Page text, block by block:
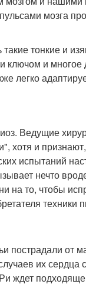
мозга
тонкие и
ключом и многое
легко
Ведущие
хотя и
испытаний
нечто
на то, чтобы
техники
пострадали от
их сердца
ждет